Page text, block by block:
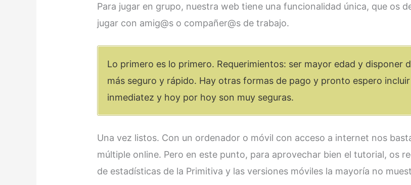
Para jugar en grupo, nuestra web tiene una funcionalidad única, que os
jugar con amig@s o compañer@s de trabajo.
Lo primero es lo primero. Requerimientos: ser mayor edad y disponer
más seguro y rápido. Hay otras formas de pago y pronto espero
inmediatez y hoy por hoy son muy seguras.
Una vez listos. Con un ordenador o móvil con acceso a internet nos
múltiple online. Pero en este punto, para aprovechar bien el tutorial, os
de estadísticas de la Primitiva y las versiones móviles la mayoría no